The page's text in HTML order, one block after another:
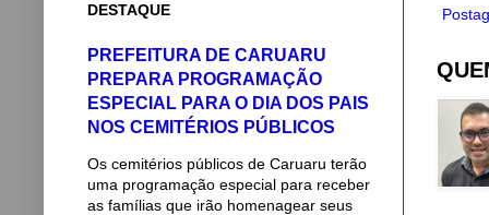
DESTAQUE
PREFEITURA DE CARUARU
PREPARA PROGRAMAÇÃO
ESPECIAL PARA O DIA DOS PAIS
NOS CEMITÉRIOS PÚBLICOS
Os cemitérios públicos de Caruaru terão
uma programação especial para receber
as famílias que irão homenagear seus